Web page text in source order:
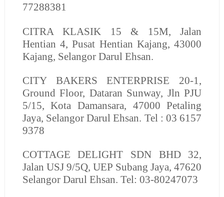
77288381
CITRA KLASIK 15 & 15M, Jalan
Hentian 4, Pusat Hentian Kajang, 43000
Kajang, Selangor Darul Ehsan.
CITY BAKERS ENTERPRISE 20-1,
Ground Floor, Dataran Sunway, Jln PJU
5/15, Kota Damansara, 47000 Petaling
Jaya, Selangor Darul Ehsan. Tel : 03 6157
9378
COTTAGE DELIGHT SDN BHD32,
Jalan USJ 9/5Q, UEP Subang Jaya, 47620
Selangor Darul Ehsan. Tel: 03-80247073